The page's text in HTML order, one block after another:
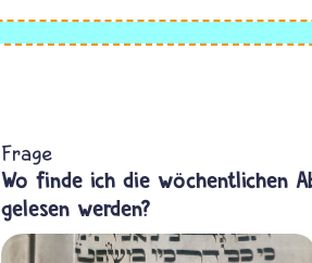
Frage
Wo finde ich die wöchentlichen
gelesen werden?